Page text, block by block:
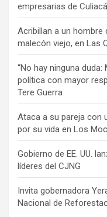
empresarias de
Acribillan a un
malecón viejo, en Las
“No hay ninguna
política con mayor
Tere Guerra
Ataca a su pareja con
por su vida en Los
Gobierno de EE. UU.
líderes del CJNG
Invita gobernadora
Nacional de